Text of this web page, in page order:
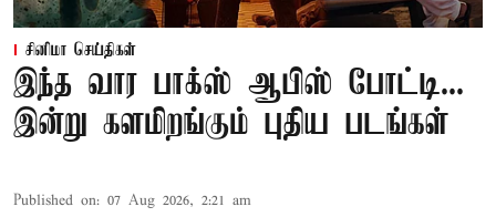
சினிமா செய்திகள்
இந்த வார பாக்ஸ் ஆபிஸ் போட்டி...
இன்று களமிறங்கும் புதிய படங்கள்
Published on: 07 Aug 2026, 2:21 am